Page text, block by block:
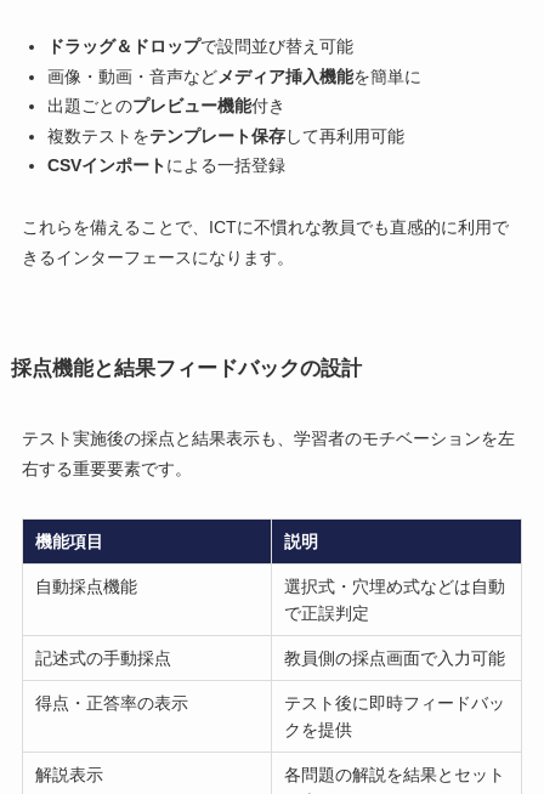
ドラッグ＆ドロップで設問並び替え可能
画像・動画・音声などメディア挿入機能を簡単に
出題ごとのプレビュー機能付き
複数テストをテンプレート保存して再利用可能
CSVインポートによる一括登録
これらを備えることで、ICTに不慣れな教員でも直感的に利用で
きるインターフェースになります。
採点機能と結果フィードバックの設計
テスト実施後の採点と結果表示も、学習者のモチベーションを左
右する重要要素です。
機能項目 説明
自動採点機能
選択式・穴埋め式などは自動
で正誤判定
記述式の手動採点 教員側の採点画面で入力可能
得点・正答率の表示
テスト後に即時フィードバッ
クを提供
解説表示
各問題の解説を結果とセット